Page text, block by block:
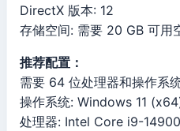
DirectX 版本: 12
存储空间: 需要 20 GB 可用
推荐配置：
需要 64 位处理器和操作系
操作系统: Windows 11
处理器: Intel Core i9-